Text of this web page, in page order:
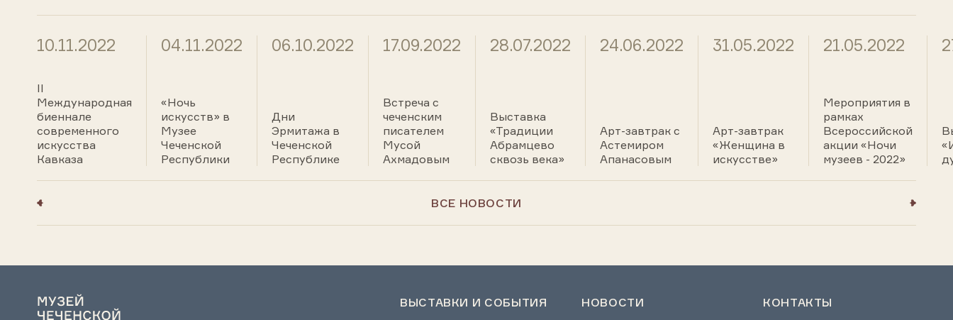
10.11.2022
II
Международная
биеннале
современного
искусства
Кавказа
04.11.2022
«Ночь
искусств» в
Музее
Чеченской
Республики
06.10.2022
Дни
Эрмитажа в
Чеченской
Республике
17.09.2022
Встреча с
чеченским
писателем
Мусой
Ахмадовым
28.07.2022
Выставка
«Традиции
Абрамцево
сквозь века»
24.06.2022
Арт-завтрак с
Астемиром
Апанасовым
31.05.2022
Арт-завтрак
«Женщина в
искусстве»
21.05.2022
Мероприятия в
рамках
Всероссийской
акции «Ночи
музеев - 2022»
ВСЕ НОВОСТИ
ВЫСТАВКИ И СОБЫТИЯ НОВОСТИ
КОНТАКТЫ